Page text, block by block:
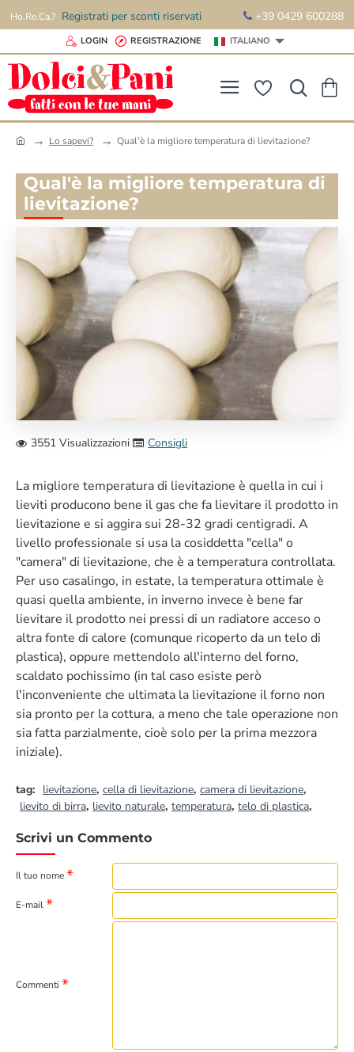
Ho.Re.Ca.? Registrati per sconti riservati +39 0429 600288
LOGIN REGISTRAZIONE ITALIANO
Lo sapevi? Qual'è la migliore temperatura di lievitazione?
Qual'è la migliore temperatura di
lievitazione?
3551 Visualizzazioni Consigli
La migliore temperatura di lievitazione è quella in cui i
lieviti producono bene il gas che fa lievitare il prodotto in
lievitazione e si aggira sui 28-32 gradi centigradi. A
livello professionale si usa la cosiddetta "cella" o
"camera" di lievitazione, che è a temperatura controllata.
Per uso casalingo, in estate, la temperatura ottimale è
quasi quella ambiente, in inverno invece è bene far
lievitare il prodotto nei pressi di un radiatore acceso o
altra fonte di calore (comunque ricoperto da un telo di
plastica), oppure mettendolo all'interno del forno,
scaldato pochissimo (in tal caso esiste però
l'inconveniente che ultimata la lievitazione il forno non
sia pronto per la cottura, a meno che tale operazione non
sia fatta parzialmente, cioè solo per la prima mezzora
iniziale).
tag: lievitazione, cella di lievitazione, camera di lievitazione,
lievito di birra, lievito naturale, temperatura, telo di plastica,
Scrivi un Commento
Il tuo nome
E-mail
Commenti